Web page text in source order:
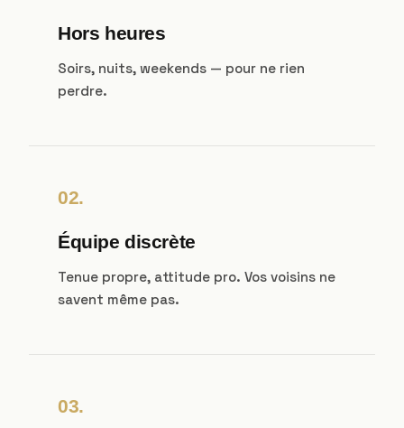
Hors heures
Soirs, nuits, weekends — pour ne rien
perdre.
02.
Équipe discrète
Tenue propre, attitude pro. Vos voisins ne
savent même pas.
03.